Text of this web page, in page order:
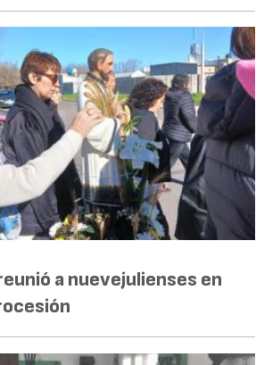
a nuevejulienses en